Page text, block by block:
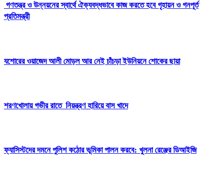
গণতন্ত্র ও উন্নয়নের স্বার্থে ঐক্যবদ্ধভাবে কাজ করতে হবে গৃহায়ন ও গনপূর্ত
প্রতিমন্ত্রী
যশোরের ওয়াজেদ আলী মোড়ল আর নেই চাঁচড়া ইউনিয়নে শোকের ছায়া
শরণখোলায় গভীর রাতে নিয়ন্ত্রণ হারিয়ে বাস খাদে
ফ্যাসিস্টদের দমনে পুলিশ কঠোর ভূমিকা পালন করবে: খুলনা রেঞ্জের ডিআইজি